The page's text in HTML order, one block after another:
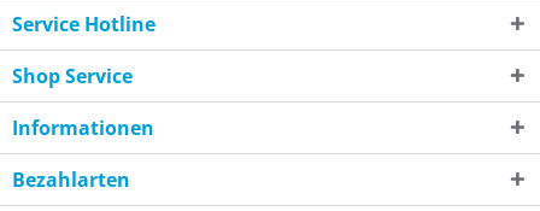
Service Hotline
Shop Service
Informationen
Bezahlarten